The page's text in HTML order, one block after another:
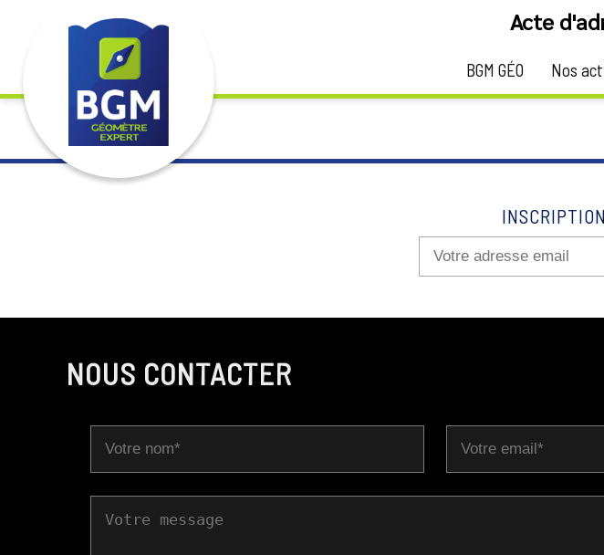
BGM GÉO Nos
Acte
Opération de gestion normale, acte ordinaire d'exploitation d'un bien ou d'une masse de
NOUS CONTACTER